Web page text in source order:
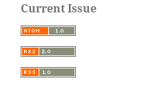
Current Issue